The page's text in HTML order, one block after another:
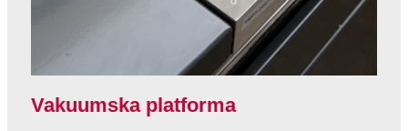
Vakuumska platforma